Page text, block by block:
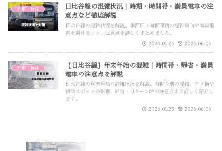
列車・特急
日比谷線の混雑状況｜時期・時間帯・満員電車の注
意点など徹底解説
日比谷線の混雑状況を解説。季節別・時間帯別の混雑傾向や満員電
車を避けるコツ、注意点を詳しくまとめました。
2026.01.25 2026.06.06
列車・特急
【日比谷線】年末年始の混雑｜時間帯・帰省・満員
電車の注意点を解説
日比谷線の年末年始の混雑状況を解説。時間帯別の混雑、アメ横や
初詣スポットの影響、帰省・Uターン時の注意点まで詳しく紹介し
ます。
2026.01.25 2026.06.06